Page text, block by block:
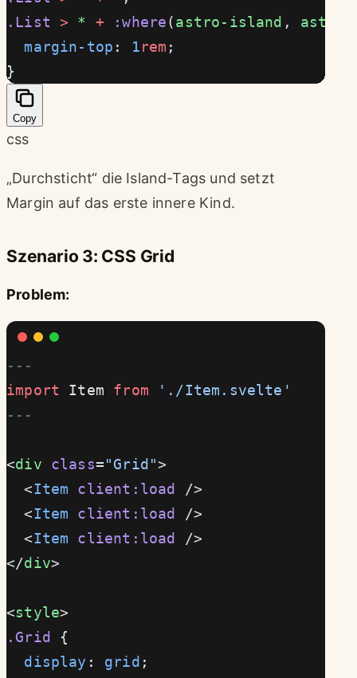
.List > * + :where(astro-island ,
  margin-top
: 1rem ;
}
Copy
css
„Durchsticht“ die Island-Tags und setzt
Margin auf das erste innere Kind.
Szenario 3: CSS Grid
Problem:
---
import Item from './Item.svelte'
---
<div class="Grid">
  <
Item client:load
/>
  <
Item client:load
/>
  <
Item client:load
/>
</div>
<style>
.Grid
{
  display
: grid ;